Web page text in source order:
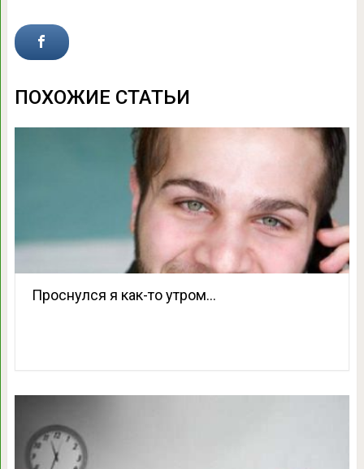
ПОХОЖИЕ СТАТЬИ
Проснулся я как-то утром…